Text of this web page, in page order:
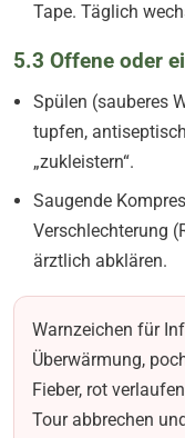
Tape. Täglich
5.3 Offene oder
Spülen (sauberes
tupfen,
„zukleistern“.
Saugende
Verschlechterung
ärztlich abklären.
Warnzeichen für
Überwärmung,
Fieber, rot
Tour abbrechen